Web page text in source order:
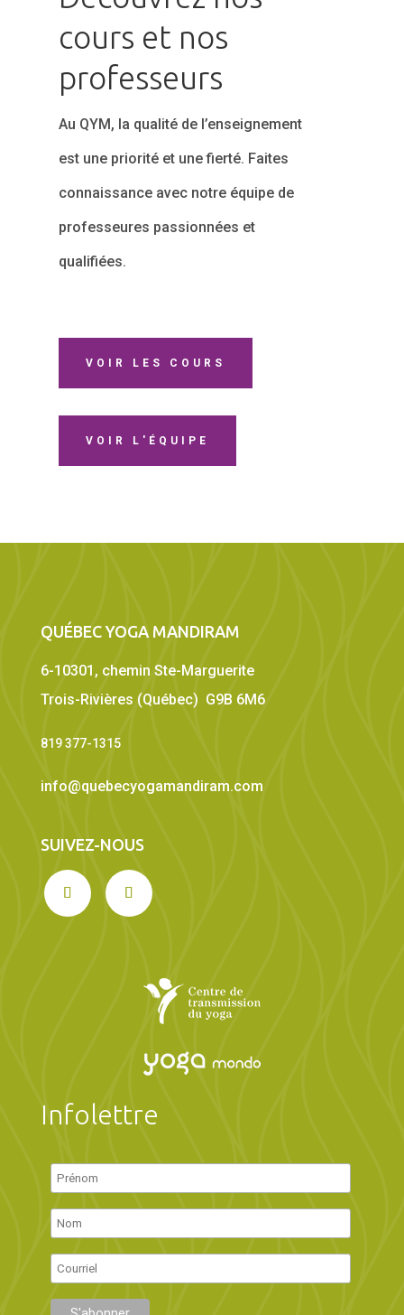
cours et nos
professeurs
Au QYM, la qualité de l’enseignement
est une priorité et une fierté. Faites
connaissance avec notre équipe de
professeures passionnées et
qualifiées.
VOIR LES COURS
VOIR L'ÉQUIPE
QUÉBEC YOGA MANDIRAM
6-10301, chemin Ste-Marguerite
Trois-Rivières (Québec) G9B 6M6
819 377-1315
info@quebecyogamandiram.com
SUIVEZ-NOUS
Infolettre